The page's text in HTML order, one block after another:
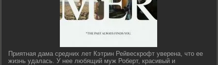
Приятная дама средних лет Кэтрин Рейвескрофт уверена, что ее
жизнь удалась. У нее любящий муж Роберт, красивый и